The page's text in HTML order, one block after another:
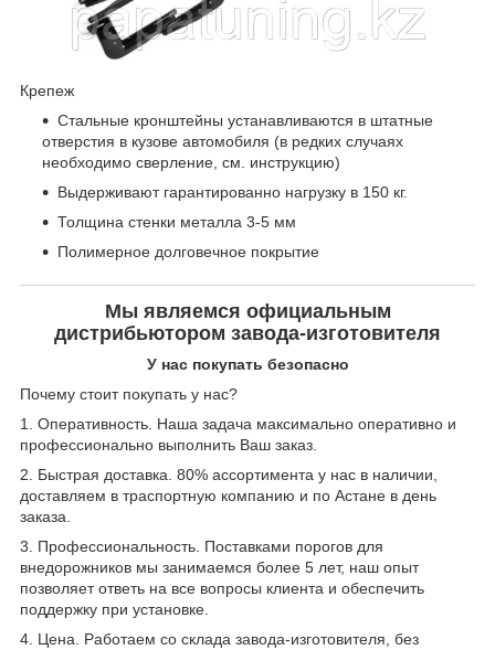
Крепеж
Стальные кронштейны устанавливаются в штатные
отверстия в кузове автомобиля (в редких случаях
необходимо сверление, см. инструкцию)
Выдерживают гарантированно нагрузку в 150 кг.
Толщина стенки металла 3-5 мм
Полимерное долговечное покрытие
Мы являемся официальным
дистрибьютором завода-изготовителя
У нас покупать безопасно
Почему стоит покупать у нас?
1. Оперативность. Наша задача максимально оперативно и
профессионально выполнить Ваш заказ.
2. Быстрая доставка. 80% ассортимента у нас в наличии,
доставляем в траспортную компанию и по Астане в день
заказа.
3. Профессиональность. Поставками порогов для
внедорожников мы занимаемся более 5 лет, наш опыт
позволяет ответь на все вопросы клиента и обеспечить
поддержку при установке.
4. Цена. Работаем со склада завода-изготовителя, без